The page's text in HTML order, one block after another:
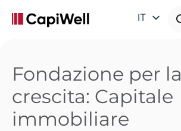
IT
FR
Fondazione per la
crescita: Capitale
immobiliare